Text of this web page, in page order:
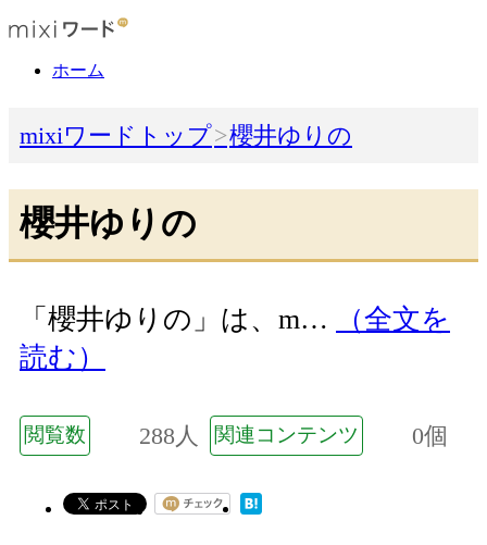
ホーム
mixiワードトップ 櫻井ゆりの
櫻井ゆりの
「櫻井ゆりの」は、m…
（全文を
読む）
閲覧数 288人 関連コンテンツ 0個